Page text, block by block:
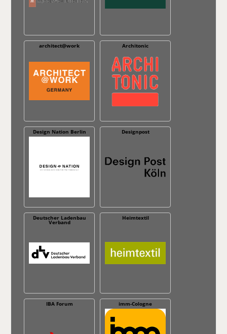
architect@work Architonic
Design Nation Berlin Designpost
Deutscher Ladenbau
Verband
Heimtextil
IBA Forum imm-Cologne